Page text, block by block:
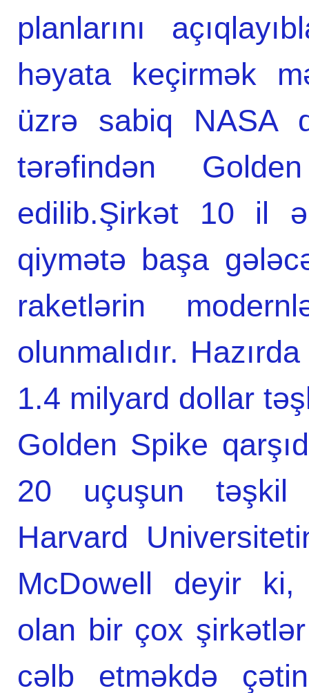
planlarını
həyata keçirmək
üzrə sabiq NASA
tərəfindən
edilib.Şirkət 10 il
qiymətə başa
raketlərin
olunmalıdır.
1.4 milyard dollar
Golden Spike
20 uçuşun təşkil
Harvard
McDowell deyir
olan bir çox
cəlb etməkdə